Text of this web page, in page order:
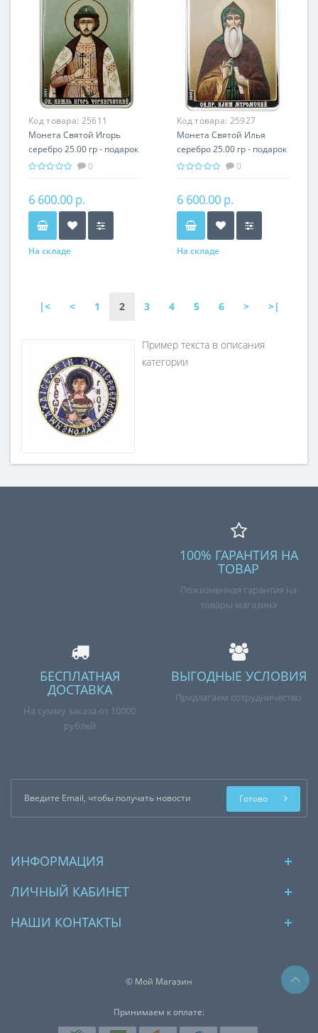
Код товара: 25611
Монета Святой Игорь
серебро 25.00 гр - подарок
икона имени0
6 600.00 р.
На складе
Код товара: 25927
Монета Святой Илья
серебро 25.00 гр - подарок
икона имени0
6 600.00 р.
На складе
|< < 1 2 3 4 5 6 > >|
Пример текста в описания
категории
100% ГАРАНТИЯ НА
ТОВАР
Пожизненная гарантия на
товары магазина
БЕСПЛАТНАЯ
ДОСТАВКА
На сумму заказа от 10000
рублей
ВЫГОДНЫЕ УСЛОВИЯ
Предлагаем сотрудничество
Готово
ИНФОРМАЦИЯ
ЛИЧНЫЙ КАБИНЕТ
НАШИ КОНТАКТЫ
© Мой Магазин
Принимаем к оплате: